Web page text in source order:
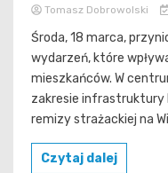
Tomasz Dobrowolski
Środa, 18 marca,
wydarzeń, które
mieszkańców. W
zakresie infrastruktury
remizy strażackiej na
Czytaj dalej